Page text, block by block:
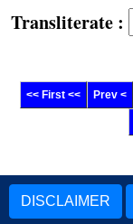
:
<< First << Prev <
DISCLAIMER